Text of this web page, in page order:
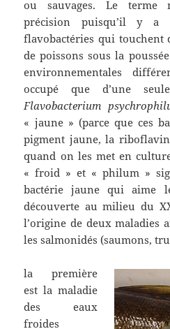
ou sauvages. Le terme
précision puisqu’il y a
flavobactéries qui touchent
de poissons sous la
environnementales
occupé que d’une
Flavobacterium
« jaune » (parce que ces
pigment jaune, la
quand on les met en
« froid » et « philum »
bactérie jaune qui aime
découverte au milieu du
l’origine de deux maladies
les salmonidés (saumons,
la première
est la maladie
des eaux
froides